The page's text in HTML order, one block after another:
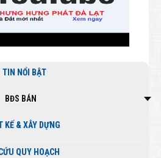
TIN NỔI BẬT
BĐS BÁN
KẾ & XÂY DỰNG
QUY HOẠCH